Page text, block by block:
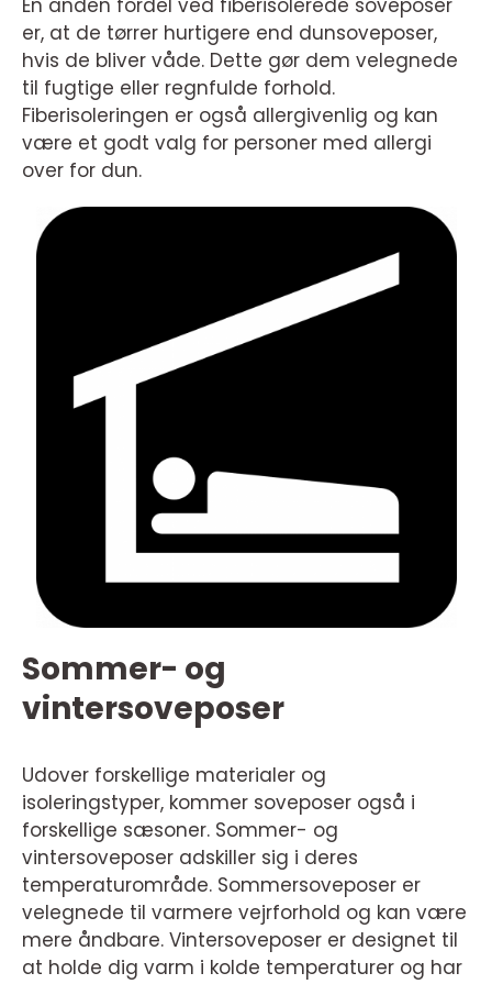
En anden fordel ved fiberisolerede soveposer
er, at de tørrer hurtigere end dunsoveposer,
hvis de bliver våde. Dette gør dem velegnede
til fugtige eller regnfulde forhold.
Fiberisoleringen er også allergivenlig og kan
være et godt valg for personer med allergi
over for dun.
Sommer- og
vintersoveposer
Udover forskellige materialer og
isoleringstyper, kommer soveposer også i
forskellige sæsoner. Sommer- og
vintersoveposer adskiller sig i deres
temperaturområde. Sommersoveposer er
velegnede til varmere vejrforhold og kan være
mere åndbare. Vintersoveposer er designet til
at holde dig varm i kolde temperaturer og har